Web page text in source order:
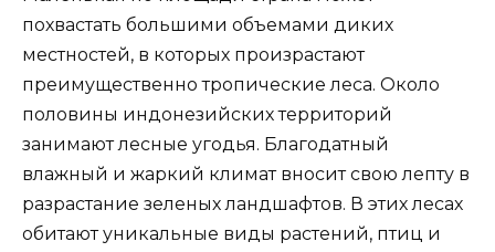
похвастать большими объемами диких
местностей, в которых произрастают
преимущественно тропические леса. Около
половины индонезийских территорий
занимают лесные угодья. Благодатный
влажный и жаркий климат вносит свою лепту в
разрастание зеленых ландшафтов. В этих лесах
обитают уникальные виды растений, птиц и